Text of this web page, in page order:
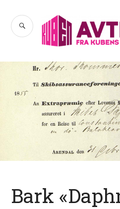
innhold
SØK
Bark